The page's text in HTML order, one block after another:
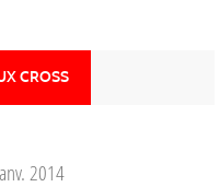
CROSS
2014